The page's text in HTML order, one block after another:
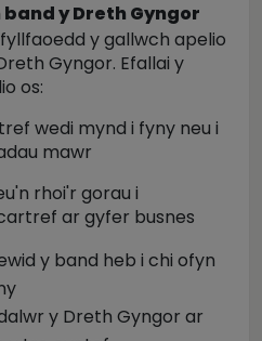
y Dreth Gyngor
y gallwch apelio
Gyngor. Efallai y
os:
wedi mynd i fyny neu i
mawr
rhoi'r gorau i
ar gyfer busnes
y band heb i chi ofyn
y Dreth Gyngor ar